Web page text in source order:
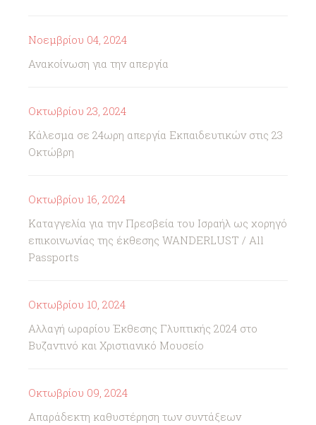
Νοεμβρίου 04, 2024
Ανακοίνωση για την απεργία
Οκτωβρίου 23, 2024
Κάλεσμα σε 24ωρη απεργία Εκπαιδευτικών στις 23
Οκτώβρη
Οκτωβρίου 16, 2024
Καταγγελία για την Πρεσβεία του Ισραήλ ως χορηγό
επικοινωνίας της έκθεσης WANDERLUST / All
Passports
Οκτωβρίου 10, 2024
Αλλαγή ωραρίου Έκθεσης Γλυπτικής 2024 στο
Βυζαντινό και Χριστιανικό Μουσείο
Οκτωβρίου 09, 2024
Απαράδεκτη καθυστέρηση των συντάξεων